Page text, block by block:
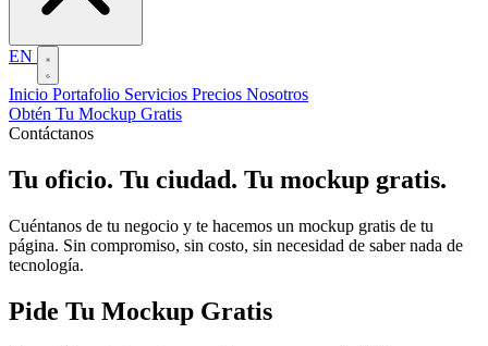
EN
Inicio Portafolio Servicios Precios Nosotros
Obtén Tu Mockup Gratis
Contáctanos
Tu oficio. Tu ciudad. Tu mockup gratis.
Cuéntanos de tu negocio y te hacemos un mockup gratis de tu
página. Sin compromiso, sin costo, sin necesidad de saber nada de
tecnología.
Pide Tu Mockup Gratis